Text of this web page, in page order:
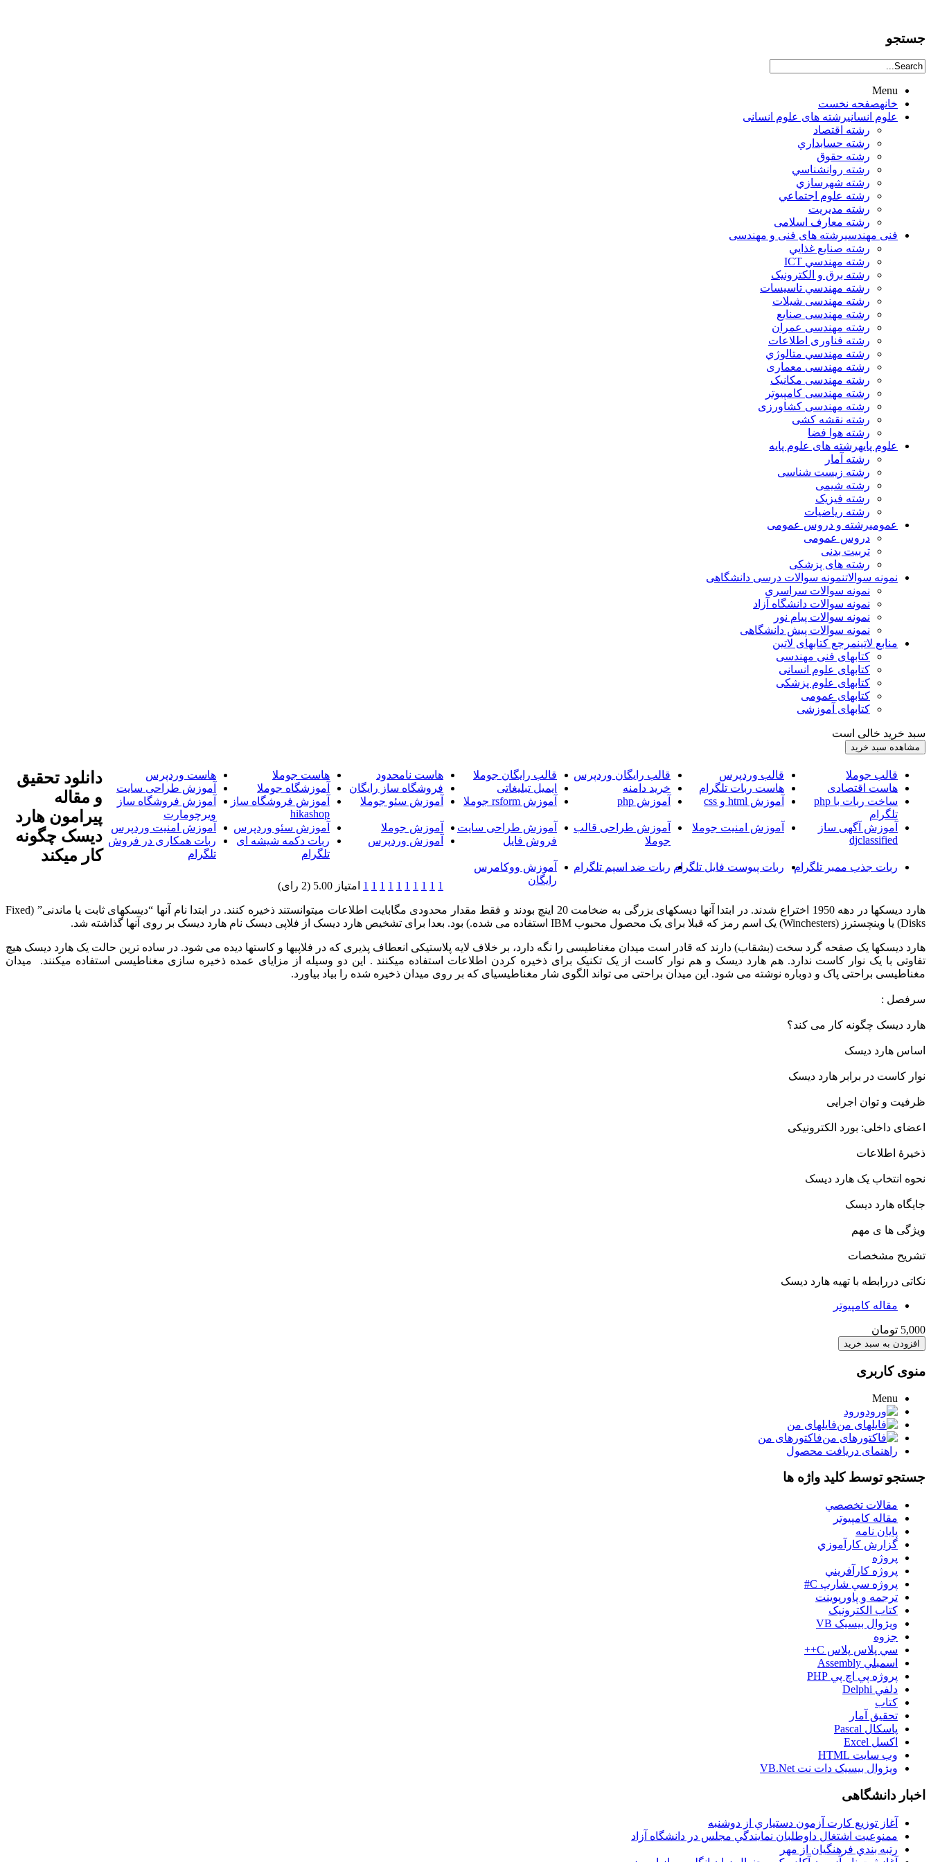
جستجو
Menu
خانهصفحه نخست
علوم انسانيرشته های علوم انسانی
رشته اقتصاد
رشته حسابداري
رشته حقوق
رشته روانشناسي
رشته شهرسازي
رشته علوم اجتماعي
رشته مديريت
رشته معارف اسلامی
فنی مهندسیرشته های فنی و مهندسی
رشته صنايع غذايي
رشته مهندسي ICT
رشته برق و الکترونيک
رشته مهندسي تاسيسات
رشته مهندسی شیلات
رشته مهندسی صنایع
رشته مهندسی عمران
رشته فناوری اطلاعات
رشته مهندسي متالوژي
رشته مهندسی معماری
رشته مهندسی مکانیک
رشته مهندسی کامپیوتر
رشته مهندسی کشاورزی
رشته نقشه کشی
رشته هوا فضا
علوم پایهرشته های علوم پایه
رشته آمار
رشته زیست شناسی
رشته شیمی
رشته فیزیک
رشته ریاضیات
عمومیرشته و دروس عمومی
دروس عمومی
تربیت بدنی
رشته های پزشکی
نمونه سوالاتنمونه سوالات درسی دانشگاهی
نمونه سوالات سراسری
نمونه سوالات دانشگاه آزاد
نمونه سوالات پیام نور
نمونه سوالات پیش دانشگاهی
منابع لاتینمرجع کتابهای لاتین
کتابهای فنی مهندسی
کتابهای علوم انسانی
کتابهای علوم پزشکی
کتابهای عمومی
کتابهای آموزشی
سبد خرید خالی است
قالب جوملا قالب وردپرس قالب رایگان وردپرس قالب رایگان جوملا هاست نامحدود هاست جوملا
هاست وردپرس
هاست اقتصادی
هاست ربات تلگرام خرید دامنه ایمیل تبلیغاتی فروشگاه ساز رایگان آموزشگاه جوملا
آموزش طراحی سایت
ساخت ربات با php
تلگرام
آموزش html و css آموزش php آموزش rsform جوملا آموزش سئو جوملا
آموزش فروشگاه ساز
hikashop
آموزش فروشگاه ساز
ویرچومارت
آموزش آگهی ساز
djclassified
آموزش امنیت جوملا
آموزش طراحی قالب
جوملا
آموزش طراحی سایت
فروش فایل
آموزش جوملا آموزش سئو وردپرس
آموزش امنیت وردپرس
آموزش وردپرس
ربات دکمه شیشه ای
تلگرام
ربات همکاری در فروش
تلگرام
ربات جذب ممبر تلگرام
ربات پیوست فایل تلگرام ربات ضد اسپم تلگرام
آموزش ووکامرس
رایگان
دانلود تحقیق
و مقاله
پیرامون هارد
دیسک چگونه
کار میکند
1
1
1
1
1
1
1
1
1
1 امتیاز 5.00 (2 رای)
هارد دیسکها در دهه 1950 اختراع شدند. در ابتدا آنها دیسکهای بزرگی به ضخامت 20 اینچ بودند و فقط مقدار محدودی مگابایت اطلاعات میتوانستند ذخیره کنند. در ابتدا نام آنها “دیسکهای ثابت یا ماندنی” (Fixed
Disks) یا وینچسترز (Winchesters) یک اسم رمز که قبلا برای یک محصول محبوب IBM استفاده می شده.) بود. بعدا برای تشخیص هارد دیسک از فلاپی دیسک نام هارد دیسک بر روی آنها گذاشته شد.
هارد دیسکها یک صفحه گرد سخت (بشقاب) دارند که قادر است میدان مغناطیسی را نگه دارد، بر خلاف لایه پلاستیکی انعطاف پذیری که در فلاپیها و کاستها دیده می شود. در ساده ترین حالت یک هارد دیسک هیچ
تفاوتی با یک نوار کاست ندارد. هم هارد دیسک و هم نوار کاست از یک تکنیک برای ذخیره کردن اطلاعات استفاده میکنند . این دو وسیله از مزایای عمده ذخیره سازی مغناطیسی استفاده میکنند. میدان
مغناطیسی براحتی پاک و دوباره نوشته می شود. این میدان براحتی می تواند الگوی شار مغناطیسیای که بر روی میدان ذخیره شده را بیاد بیاورد.
سرفصل :
هارد دیسک چگونه کار می کند؟
اساس هارد دیسک
نوار کاست در برابر هارد دیسک
ظرفیت و توان اجرایی
اعضای داخلی: بورد الکترونیکی
ذخیرۀ اطلاعات
نحوه انتخاب يک هارد ديسک
جايگاه هارد ديسک
ويژگی ها ی مهم
تشریح مشخصات
نکاتی دررابطه با تهيه هارد ديسک
مقاله کامپیوتر
5,000 تومان
منوی کاربری
Menu
ورود
فایلهای من
فاکتورهای من
راهنمای دریافت محصول
جستجو توسط کلید واژه ها
مقالات تخصصي
مقاله کامپیوتر
پایان نامه
گزارش کارآموزي
پروژه
پروژه کارآفريني
پروژه سي شارپ C#
ترجمه و پاورپوينت
کتاب الکترونيک
ويژوال بيسيک VB
جزوه
سي پلاس پلاس C++
اسمبلي Assembly
پروژه پي اچ پي PHP
دلفي Delphi
کتاب
تحقيق آمار
پاسکال Pascal
اکسل Excel
وب سايت HTML
ويژوال بيسيک دات نت VB.Net
اخبار دانشگاهی
آغاز توزيع کارت آزمون دستياري از دوشنبه
ممنوعيت اشتغال داوطلبان نمايندگي مجلس در دانشگاه آزاد
رتبه بندي فرهنگيان از مهر